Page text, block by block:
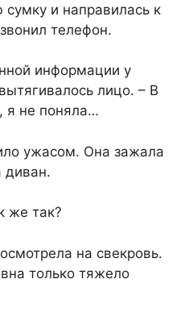
и направилась к
телефон.
информации у
лицо. – В
я не поняла…
ужасом. Она зажала
диван.
же так?
на свекровь.
только тяжело